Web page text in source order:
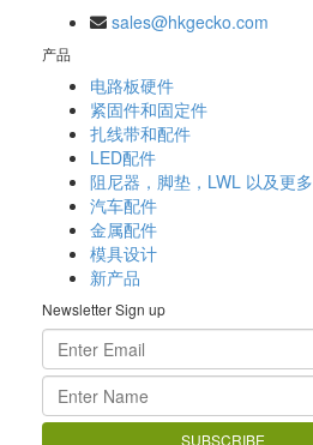
sales@hkgecko.com
产品
电路板硬件
紧固件和固定件
扎线带和配件
LED配件
阻尼器，脚垫，LWL 以及更多
汽车配件
金属配件
模具设计
新产品
Newsletter Sign up